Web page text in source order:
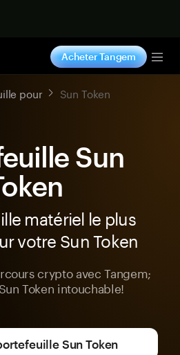
Acheter Tangem
pour Sun Token
Sun
matériel le plus
votre Sun Token
crypto avec Tangem;
Token intouchable!
Sun Token